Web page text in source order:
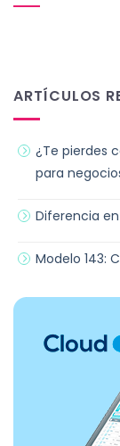
ARTÍCULOS
¿Te pierdes
para
Diferencia
Modelo 143: